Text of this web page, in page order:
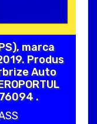
marca
Produs
Auto
.